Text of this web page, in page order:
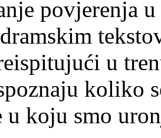
povjerenja
u
koliko
koju smo